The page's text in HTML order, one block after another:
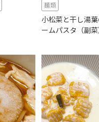
麺類
小松菜と干し湯
ームパスタ（副菜